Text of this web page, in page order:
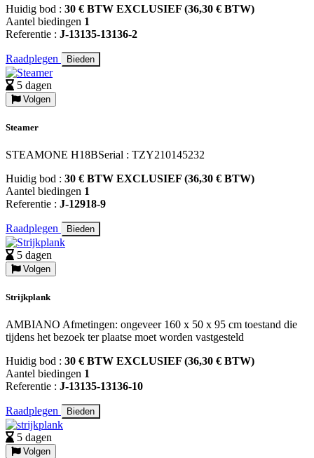
Huidig bod : 30 € BTW EXCLUSIEF (36,30 € BTW)
Aantel biedingen 1
Referentie : J-13135-13136-2
Raadplegen Bieden
5 dagen
Volgen
Steamer
STEAMONE H18BSerial : TZY210145232
Huidig bod : 30 € BTW EXCLUSIEF (36,30 € BTW)
Aantel biedingen 1
Referentie : J-12918-9
Raadplegen Bieden
5 dagen
Volgen
Strijkplank
AMBIANO Afmetingen: ongeveer 160 x 50 x 95 cm toestand die
tijdens het bezoek ter plaatse moet worden vastgesteld
Huidig bod : 30 € BTW EXCLUSIEF (36,30 € BTW)
Aantel biedingen 1
Referentie : J-13135-13136-10
Raadplegen Bieden
5 dagen
Volgen